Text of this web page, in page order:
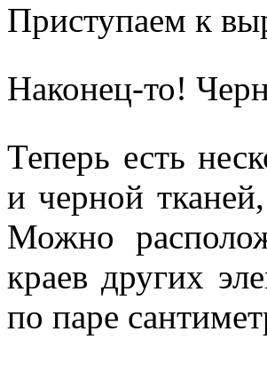
Приступаем к
Наконец-то!
Теперь есть
и черной
Можно
краев других
по паре